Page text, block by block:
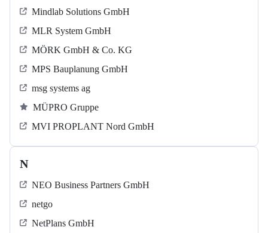
Mindlab Solutions GmbH
MLR System GmbH
MÖRK GmbH & Co. KG
MPS Bauplanung GmbH
msg systems ag
MÜPRO Gruppe
MVI PROPLANT Nord GmbH
N
NEO Business Partners GmbH
netgo
NetPlans GmbH